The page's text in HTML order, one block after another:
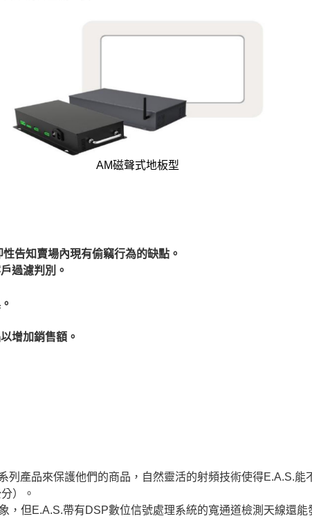
AM磁聲式地板型
告知賣場內現有偷竊行為的缺點。
過濾判別。
增加銷售額。
列產品來保護他們的商品，自然靈活的射頻技術使得E.A.S.能
）。
，但E.A.S.帶有DSP數位信號處理系統的寬通道檢測天線還能